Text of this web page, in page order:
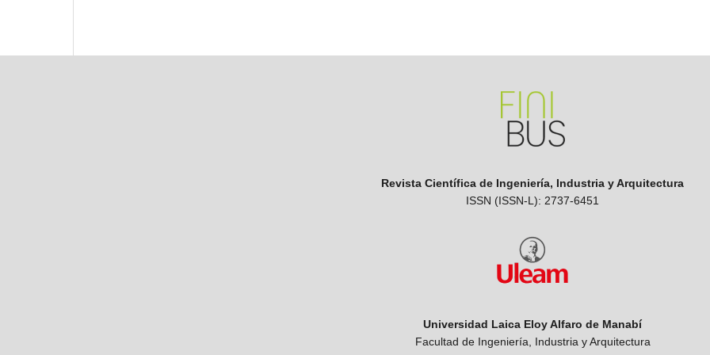
Revista Científica de Ingeniería, Industria y Arquitectura
ISSN (ISSN-L): 2737-6451
Universidad Laica Eloy Alfaro de Manabí
Facultad de Ingeniería, Industria y Arquitectura